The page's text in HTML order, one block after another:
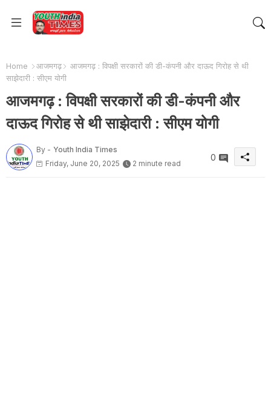
Home आजमगढ़
आजमगढ़ : विपक्षी सरकारों की डी-कंपनी और दाऊद गिरोह से थी
साझेदारी : सीएम योगी
आजमगढ़ : विपक्षी सरकारों की डी-कंपनी और
दाऊद गिरोह से थी साझेदारी : सीएम योगी
By - Youth India Times
Friday, June 20, 2025
2 minute read
0